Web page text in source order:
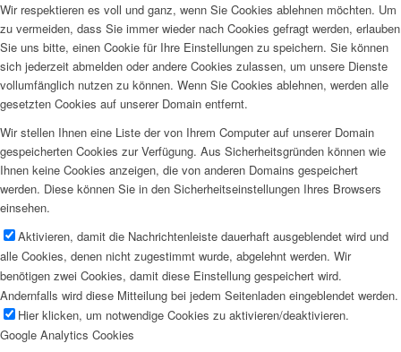
Wir respektieren es voll und ganz, wenn Sie Cookies ablehnen möchten. Um
zu vermeiden, dass Sie immer wieder nach Cookies gefragt werden, erlauben
Sie uns bitte, einen Cookie für Ihre Einstellungen zu speichern. Sie können
sich jederzeit abmelden oder andere Cookies zulassen, um unsere Dienste
vollumfänglich nutzen zu können. Wenn Sie Cookies ablehnen, werden alle
gesetzten Cookies auf unserer Domain entfernt.
Wir stellen Ihnen eine Liste der von Ihrem Computer auf unserer Domain
gespeicherten Cookies zur Verfügung. Aus Sicherheitsgründen können wie
Ihnen keine Cookies anzeigen, die von anderen Domains gespeichert
werden. Diese können Sie in den Sicherheitseinstellungen Ihres Browsers
einsehen.
Aktivieren, damit die Nachrichtenleiste dauerhaft ausgeblendet wird und
alle Cookies, denen nicht zugestimmt wurde, abgelehnt werden. Wir
benötigen zwei Cookies, damit diese Einstellung gespeichert wird.
Andernfalls wird diese Mitteilung bei jedem Seitenladen eingeblendet werden.
Hier klicken, um notwendige Cookies zu aktivieren/deaktivieren.
Google Analytics Cookies